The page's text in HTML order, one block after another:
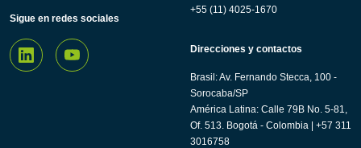
Sigue en redes sociales
+55 (11) 4025-1670
Direcciones y contactos
Brasil: Av. Fernando Stecca, 100 -
Sorocaba/SP
América Latina: Calle 79B No. 5-81,
Of. 513. Bogotá - Colombia | +57 311
3016758